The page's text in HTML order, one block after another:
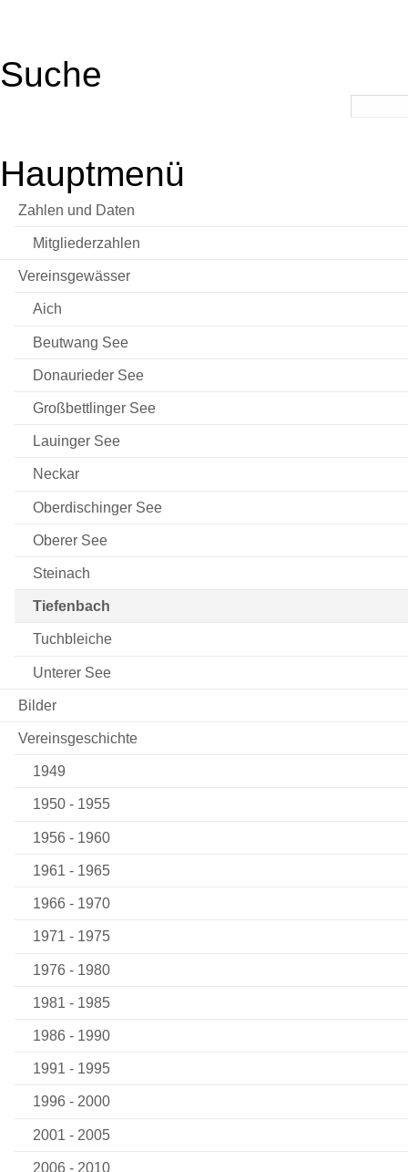
Suche
Hauptmenü
Zahlen und Daten
Mitgliederzahlen
Vereinsgewässer
Aich
Beutwang See
Donaurieder See
Großbettlinger See
Lauinger See
Neckar
Oberdischinger See
Oberer See
Steinach
Tiefenbach
Tuchbleiche
Unterer See
Bilder
Vereinsgeschichte
1949
1950 - 1955
1956 - 1960
1961 - 1965
1966 - 1970
1971 - 1975
1976 - 1980
1981 - 1985
1986 - 1990
1991 - 1995
1996 - 2000
2001 - 2005
2006 - 2010